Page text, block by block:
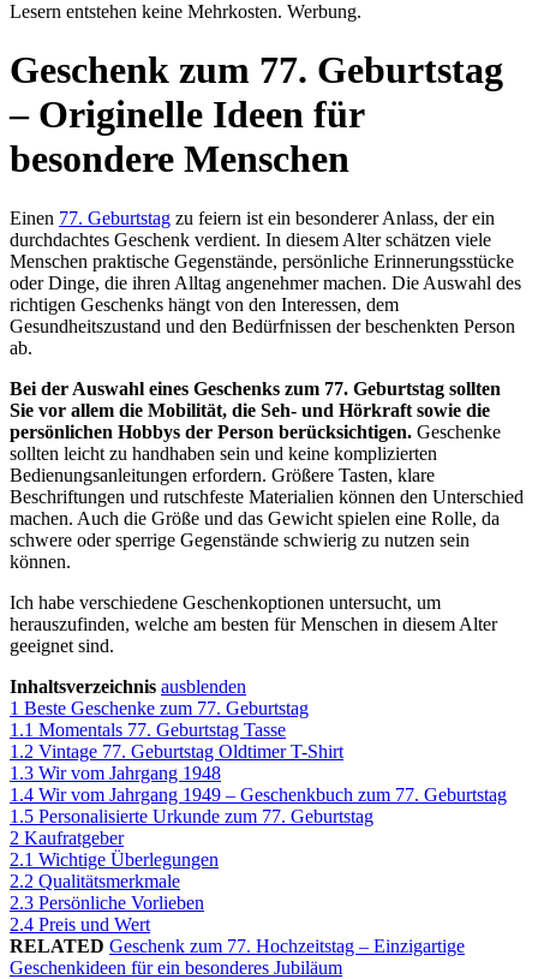
Lesern entstehen keine Mehrkosten. Werbung.
Geschenk zum 77. Geburtstag
– Originelle Ideen für
besondere Menschen
Einen 77. Geburtstag zu feiern ist ein besonderer Anlass, der ein
durchdachtes Geschenk verdient. In diesem Alter schätzen viele
Menschen praktische Gegenstände, persönliche Erinnerungsstücke
oder Dinge, die ihren Alltag angenehmer machen. Die Auswahl des
richtigen Geschenks hängt von den Interessen, dem
Gesundheitszustand und den Bedürfnissen der beschenkten Person
ab.
Bei der Auswahl eines Geschenks zum 77. Geburtstag sollten
Sie vor allem die Mobilität, die Seh- und Hörkraft sowie die
persönlichen Hobbys der Person berücksichtigen. Geschenke
sollten leicht zu handhaben sein und keine komplizierten
Bedienungsanleitungen erfordern. Größere Tasten, klare
Beschriftungen und rutschfeste Materialien können den Unterschied
machen. Auch die Größe und das Gewicht spielen eine Rolle, da
schwere oder sperrige Gegenstände schwierig zu nutzen sein
können.
Ich habe verschiedene Geschenkoptionen untersucht, um
herauszufinden, welche am besten für Menschen in diesem Alter
geeignet sind.
Inhaltsverzeichnis ausblenden
1 Beste Geschenke zum 77. Geburtstag
1.1 Momentals 77. Geburtstag Tasse
1.2 Vintage 77. Geburtstag Oldtimer T-Shirt
1.3 Wir vom Jahrgang 1948
1.4 Wir vom Jahrgang 1949 – Geschenkbuch zum 77. Geburtstag
1.5 Personalisierte Urkunde zum 77. Geburtstag
2 Kaufratgeber
2.1 Wichtige Überlegungen
2.2 Qualitätsmerkmale
2.3 Persönliche Vorlieben
2.4 Preis und Wert
RELATED Geschenk zum 77. Hochzeitstag – Einzigartige
Geschenkideen für ein besonderes Jubiläum